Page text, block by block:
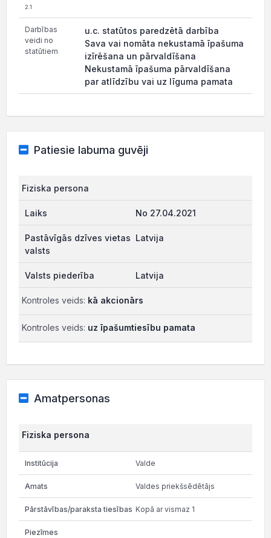
2.1
Darbības
veidi no
statūtiem
u.c. statūtos paredzētā darbība
Sava vai nomāta nekustamā īpašuma
izīrēšana un pārvaldīšana
Nekustamā īpašuma pārvaldīšana
par atlīdzību vai uz līguma pamata
Patiesie labuma guvēji
Fiziska persona
No 27.04.2021
Latvija
Latvija
Kontroles veids: kā akcionārs
Kontroles veids: uz īpašumtiesību pamata
Amatpersonas
Fiziska persona
Valde
Valdes priekšsēdētājs
Kopā ar vismaz 1